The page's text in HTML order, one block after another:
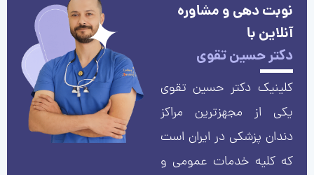
نوبت دهی و مشاوره
آنلاین با
دکتر حسین تقوی
کلینیک دکتر حسین تقوی
یکی از مجهزترین مراکز
دندان پزشکی در ایران است
که کلیه خدمات عمومی و